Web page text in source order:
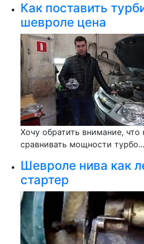
Как поставить
шевроле цена
Хочу обратить внимание, что
сравнивать мощности турбо...
Шевроле нива как
стартер